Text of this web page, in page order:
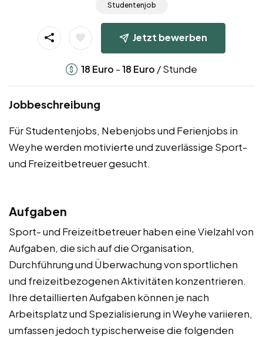
Studentenjob
Jetzt bewerben
18 Euro -18 Euro / Stunde
Jobbeschreibung
Für Studentenjobs, Nebenjobs und Ferienjobs in
Weyhe werden motivierte und zuverlässige Sport-
und Freizeitbetreuer gesucht.
Aufgaben
Sport- und Freizeitbetreuer haben eine Vielzahl von
Aufgaben, die sich auf die Organisation,
Durchführung und Überwachung von sportlichen
und freizeitbezogenen Aktivitäten konzentrieren.
Ihre detaillierten Aufgaben können je nach
Arbeitsplatz und Spezialisierung in Weyhe variieren,
umfassen jedoch typischerweise die folgenden